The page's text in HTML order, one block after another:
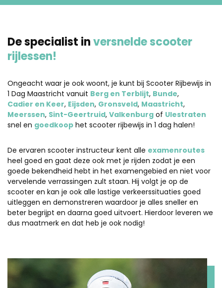
De specialist inversnelde scooter
rijlessen!
Ongeacht waar je ook woont, je kunt bij Scooter Rijbewijs in
1 Dag Maastricht vanuit Berg en Terblijt, Bunde,
Cadier en Keer, Eijsden, Gronsveld, Maastricht,
Meerssen, Sint-Geertruid, Valkenburg of Ulestraten
snel en goedkoop het scooter rijbewijs in 1 dag halen!
De ervaren scooter instructeur kent alle examenroutes
heel goed en gaat deze ook met je rijden zodat je een
goede bekendheid hebt in het examengebied en niet voor
vervelende verrassingen zult staan. Hij volgt je op de
scooter en kan je ook alle lastige verkeerssituaties goed
uitleggen en demonstreren waardoor je alles sneller en
beter begrijpt en daarna goed uitvoert. Hierdoor leveren we
dus maatmerk en dat heb je ook nodig!